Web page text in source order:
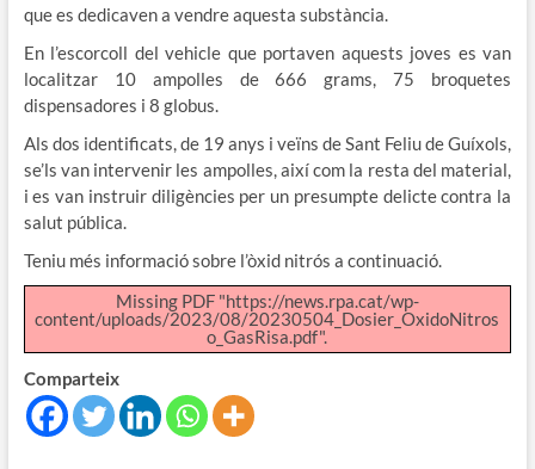
que es dedicaven a vendre aquesta substància.
En l’escorcoll del vehicle que portaven aquests joves es van
localitzar 10 ampolles de 666 grams, 75 broquetes
dispensadores i 8 globus.
Als dos identificats, de 19 anys i veïns de Sant Feliu de Guíxols,
se’ls van intervenir les ampolles, així com la resta del material,
i es van instruir diligències per un presumpte delicte contra la
salut pública.
Teniu més informació sobre l’òxid nitrós a continuació.
Missing PDF "https://news.rpa.cat/wp-
content/uploads/2023/08/20230504_Dosier_OxidoNitros
o_GasRisa.pdf".
Comparteix